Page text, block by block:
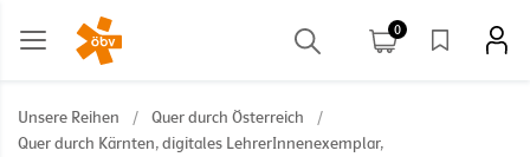
0
Unsere Reihen / Quer durch Österreich
/
Quer durch Kärnten, digitales LehrerInnenexemplar,